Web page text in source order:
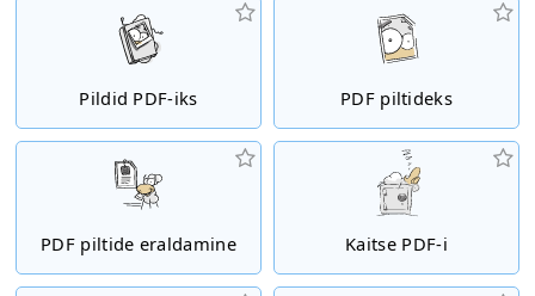
Pildid PDF-iks PDF piltideks
PDF piltide eraldamine Kaitse PDF-i